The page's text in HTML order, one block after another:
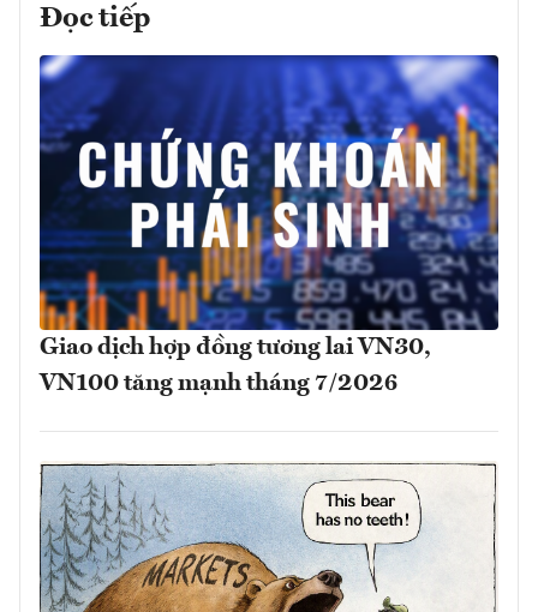
Đọc tiếp
Giao dịch hợp đồng tương lai VN30,
VN100 tăng mạnh tháng 7/2026